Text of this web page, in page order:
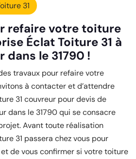
31
refaire votre toiture
Éclat Toiture 31 à
dans le 31790 !
travaux pour refaire votre
à contacter et d’attendre
31 couvreur pour devis de
dans le 31790 qui se consacre
Avant toute réalisation
31 passera chez vous pour
de vous confirmer si votre toiture